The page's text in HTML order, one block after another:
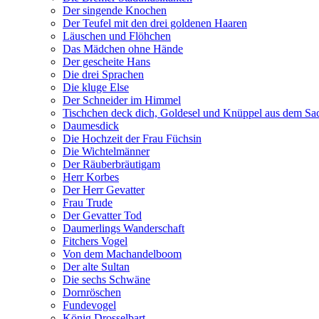
Der singende Knochen
Der Teufel mit den drei goldenen Haaren
Läuschen und Flöhchen
Das Mädchen ohne Hände
Der gescheite Hans
Die drei Sprachen
Die kluge Else
Der Schneider im Himmel
Tischchen deck dich, Goldesel und Knüppel aus dem
Daumesdick
Die Hochzeit der Frau Füchsin
Die Wichtelmänner
Der Räuberbräutigam
Herr Korbes
Der Herr Gevatter
Frau Trude
Der Gevatter Tod
Daumerlings Wanderschaft
Fitchers Vogel
Von dem Machandelboom
Der alte Sultan
Die sechs Schwäne
Dornröschen
Fundevogel